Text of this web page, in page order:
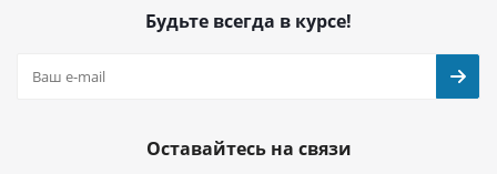
Будьте всегда в курсе!
Оставайтесь на связи